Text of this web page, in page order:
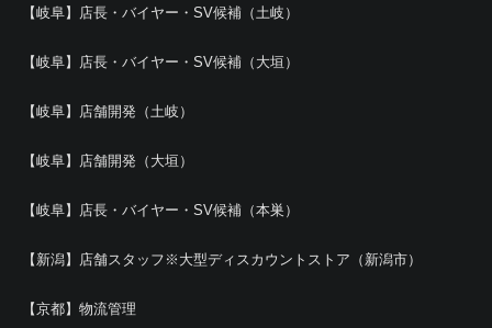
【岐阜】店長・バイヤー・SV候補（土岐）
【岐阜】店長・バイヤー・SV候補（大垣）
【岐阜】店舗開発（土岐）
【岐阜】店舗開発（大垣）
【岐阜】店長・バイヤー・SV候補（本巣）
【新潟】店舗スタッフ※大型ディスカウントストア（新潟市）
【京都】物流管理